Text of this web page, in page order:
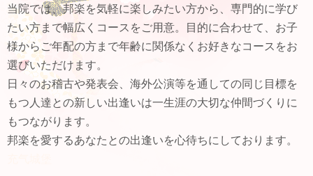
当院では、邦楽を気軽に楽しみたい方から、専門的に学び
たい方まで幅広くコースをご用意。目的に合わせて、お子
様からご年配の方まで年齢に関係なくお好きなコースをお
選びいただけます。
日々のお稽古や発表会、海外公演等を通しての同じ目標を
もつ人達との新しい出逢いは一生涯の大切な仲間づくりに
もつながります。
邦楽を愛するあなたとの出逢いを心待ちにしております。